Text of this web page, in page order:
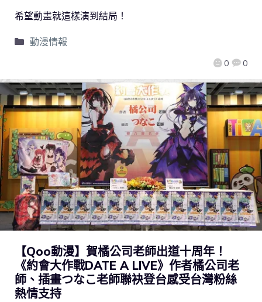
0 0
希望動畫就這樣演到結局！
動漫情報
【Qoo動漫】賀橘公司老師出道十周年！
《約會大作戰DATE A LIVE》作者橘公司老
師、插畫つなこ老師聯袂登台感受台灣粉絲
熱情支持